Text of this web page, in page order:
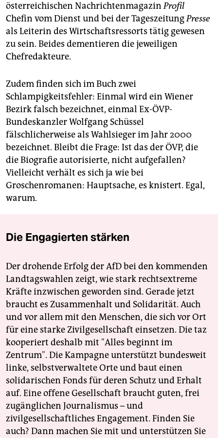
österreichischen NachrichtenmagazinProfil
Chefin vom Dienst und bei der TageszeitungPresse
als Leiterin des Wirtschaftsressorts tätig gewesen
zu sein. Beides dementieren die jeweiligen
Chefredakteure.
Zudem finden sich im Buch zwei
Schlampigkeitsfehler: Einmal wird ein Wiener
Bezirk falsch bezeichnet, einmal Ex-ÖVP-
Bundeskanzler Wolfgang Schüssel
fälschlicherweise als Wahlsieger im Jahr 2000
bezeichnet. Bleibt die Frage: Ist das der ÖVP, die
die Biografie autorisierte, nicht aufgefallen?
Vielleicht verhält es sich ja wie bei
Groschenromanen: Hauptsache, es knistert. Egal,
warum.
Die Engagierten stärken
Der drohende Erfolg der AfD bei den kommenden
Landtagswahlen zeigt, wie stark rechtsextreme
Kräfte inzwischen geworden sind. Gerade jetzt
braucht es Zusammenhalt und Solidarität. Auch
und vor allem mit den Menschen, die sich vor Ort
für eine starke Zivilgesellschaft einsetzen. Die taz
kooperiert deshalb mit "Alles beginnt im
Zentrum". Die Kampagne unterstützt bundesweit
linke, selbstverwaltete Orte und baut einen
solidarischen Fonds für deren Schutz und Erhalt
auf. Eine offene Gesellschaft braucht guten, frei
zugänglichen Journalismus – und
zivilgesellschaftliches Engagement. Finden Sie
auch? Dann machen Sie mit und unterstützen Sie